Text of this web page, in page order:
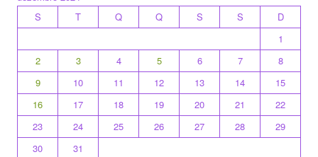
S
T Q Q S S
D
1
2
3 4 5 6 7
8
9
10 11 12 13 14
15
16
17 18 19 20 21
22
23
24 25 26 27 28
29
30
31